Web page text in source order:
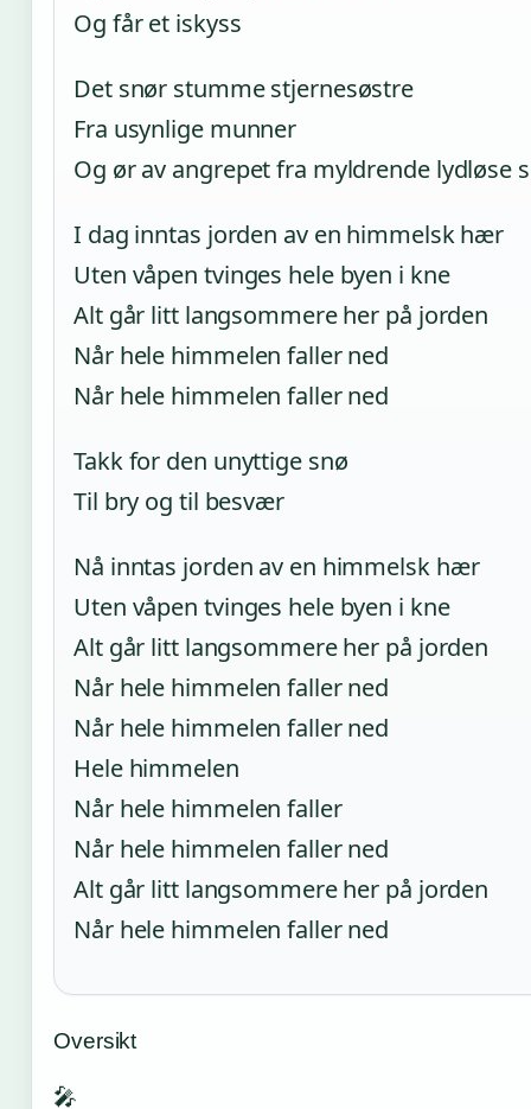
Og får et iskyss
Det snør stumme stjernesøstre
Fra usynlige munner
Og ør av angrepet fra myldrende lydløse
I dag inntas jorden av en himmelsk hær
Uten våpen tvinges hele byen i kne
Alt går litt langsommere her på jorden
Når hele himmelen faller ned
Når hele himmelen faller ned
Takk for den unyttige snø
Til bry og til besvær
Nå inntas jorden av en himmelsk hær
Uten våpen tvinges hele byen i kne
Alt går litt langsommere her på jorden
Når hele himmelen faller ned
Når hele himmelen faller ned
Hele himmelen
Når hele himmelen faller
Når hele himmelen faller ned
Alt går litt langsommere her på jorden
Når hele himmelen faller ned
Oversikt
🎤